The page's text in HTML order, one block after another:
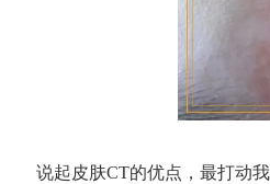
说起皮肤CT的优点，最打动